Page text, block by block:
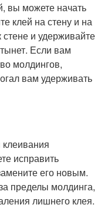
вы можете начать
клей на стену и на
и удерживайте
Если вам
молдингов,
вам удерживать
исправить
его новым.
пределы молдинга,
лишнего клея.